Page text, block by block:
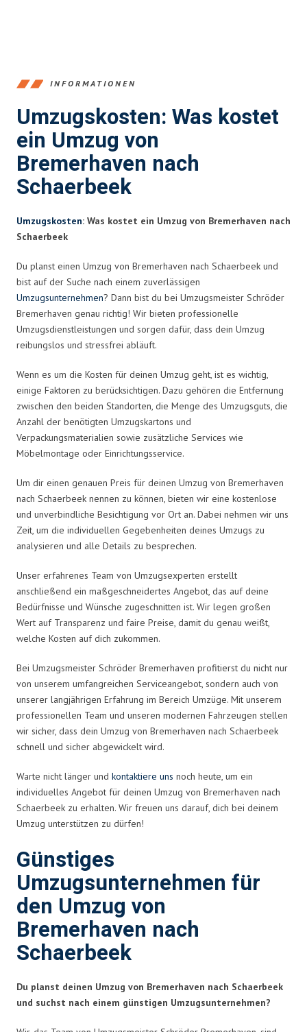
INFORMATIONEN
Umzugskosten: Was kostet
ein Umzug von
Bremerhaven nach
Schaerbeek
Umzugskosten: Was kostet ein Umzug von Bremerhaven nach
Schaerbeek
Du planst einen Umzug von Bremerhaven nach Schaerbeek und
bist auf der Suche nach einem zuverlässigen
Umzugsunternehmen? Dann bist du bei Umzugsmeister Schröder
Bremerhaven genau richtig! Wir bieten professionelle
Umzugsdienstleistungen und sorgen dafür, dass dein Umzug
reibungslos und stressfrei abläuft.
Wenn es um die Kosten für deinen Umzug geht, ist es wichtig,
einige Faktoren zu berücksichtigen. Dazu gehören die Entfernung
zwischen den beiden Standorten, die Menge des Umzugsguts, die
Anzahl der benötigten Umzugskartons und
Verpackungsmaterialien sowie zusätzliche Services wie
Möbelmontage oder Einrichtungsservice.
Um dir einen genauen Preis für deinen Umzug von Bremerhaven
nach Schaerbeek nennen zu können, bieten wir eine kostenlose
und unverbindliche Besichtigung vor Ort an. Dabei nehmen wir uns
Zeit, um die individuellen Gegebenheiten deines Umzugs zu
analysieren und alle Details zu besprechen.
Unser erfahrenes Team von Umzugsexperten erstellt
anschließend ein maßgeschneidertes Angebot, das auf deine
Bedürfnisse und Wünsche zugeschnitten ist. Wir legen großen
Wert auf Transparenz und faire Preise, damit du genau weißt,
welche Kosten auf dich zukommen.
Bei Umzugsmeister Schröder Bremerhaven profitierst du nicht nur
von unserem umfangreichen Serviceangebot, sondern auch von
unserer langjährigen Erfahrung im Bereich Umzüge. Mit unserem
professionellen Team und unseren modernen Fahrzeugen stellen
wir sicher, dass dein Umzug von Bremerhaven nach Schaerbeek
schnell und sicher abgewickelt wird.
Warte nicht länger und kontaktiere uns noch heute, um ein
individuelles Angebot für deinen Umzug von Bremerhaven nach
Schaerbeek zu erhalten. Wir freuen uns darauf, dich bei deinem
Umzug unterstützen zu dürfen!
Günstiges
Umzugsunternehmen für
den Umzug von
Bremerhaven nach
Schaerbeek
Du planst deinen Umzug von Bremerhaven nach Schaerbeek
und suchst nach einem günstigen Umzugsunternehmen?